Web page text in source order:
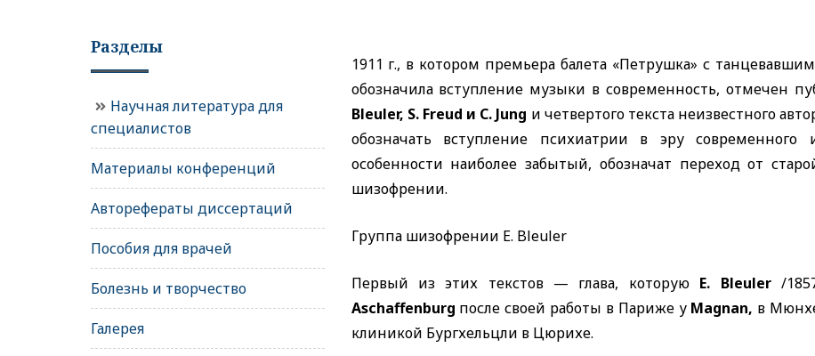
1911 г., в котором премьера балета «Петрушка» с
обозначила вступление музыки в современность, отмечен
Bleuler, S. Freud и C. Jung и четвертого текста неизвестного
обозначать вступление психиатрии в эру
особенности наиболее забытый, обозначат переход от
шизофрении.
Группа шизофрении E. Bleuler
Первый из этих текстов — глава, которую E. Bleuler /
Aschaffenburg после своей работы в Париже у Magnan, в
клиникой Бургхельцли в Цюрихе.
Разделы
Научная литература для
специалистов
Материалы конференций
Авторефераты диссертаций
Пособия для врачей
Болезнь и творчество
Галерея